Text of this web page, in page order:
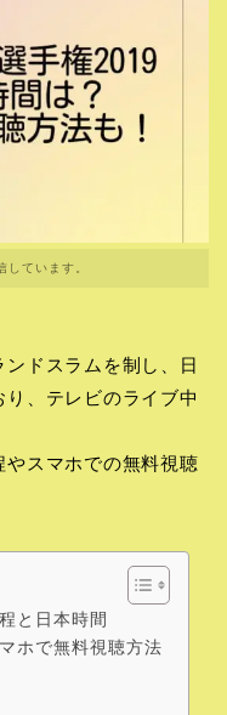
しています。
ドスラムを制し、日
、テレビのライブ中
スマホでの無料視聴
と日本時間
ホで無料視聴方法